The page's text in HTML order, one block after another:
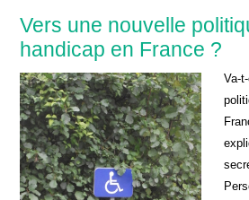
Vers une nouvelle
handicap en France ?
Va-